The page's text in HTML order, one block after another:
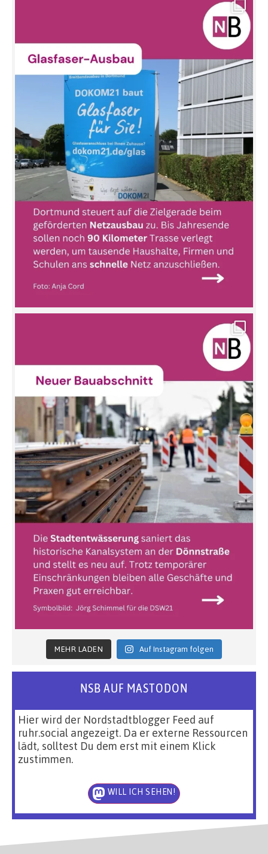
MEHR LADEN Auf Instagram folgen
NSB AUF MASTODON
Hier wird der Nordstadtblogger Feed auf
ruhr.social angezeigt. Da er externe Ressourcen
lädt, solltest Du dem erst mit einem Klick
zustimmen.
WILL ICH SEHEN!